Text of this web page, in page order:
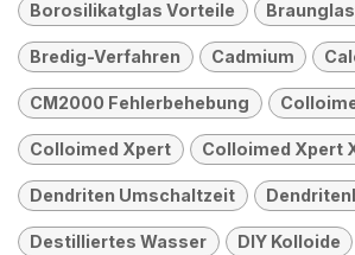
Borosilikatglas Vorteile
Bredig-Verfahren Cadmium
CM2000 Fehlerbehebung
Colloimed Xpert Colloimed Xpert
Dendriten Umschaltzeit
Destilliertes Wasser DIY Kolloide